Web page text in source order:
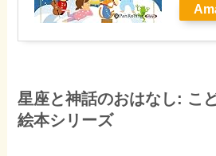
星座と神話のおはなし: こ
絵本シリーズ